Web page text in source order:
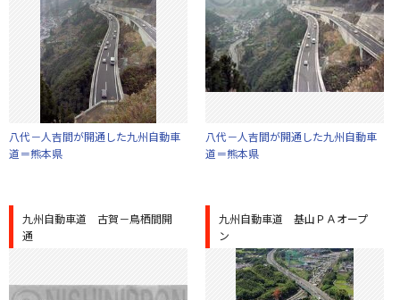
八代－人吉間が開通した九州自動車
道＝熊本県
八代－人吉間が開通した九州自動車
道＝熊本県
九州自動車道 古賀－鳥栖間開
通
九州自動車道 基山ＰＡオープ
ン